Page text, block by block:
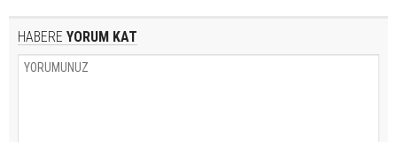
HABERE YORUM KAT